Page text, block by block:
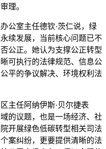
理。
室主任德钦·茨仁说，绿
续发展，当前核心问题已不
公正。她认为支撑公正转型
可执行的法律规范、信息公
平的争议解决、环境权利法
任阿纳伊斯·贝尔捷表
的议题，也是一场经济、社
开展绿色低碳转型相关司法
案纠纷，更要提供清晰的法